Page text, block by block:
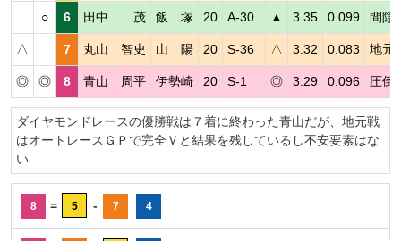
○ 6 田中 茂 飯 塚 20 A-30 ▲ 3.35 0.099 間隙
△ 7 丸山 智史 山 陽 20 S-36 △ 3.32 0.083 地元
◎ ◎ 8 青山 周平 伊勢崎 20 S-1 ◎ 3.29 0.096 圧倒
ダイヤモンドレースの優勝戦は７着に終わった青山だが、地元戦
はオートレースＧＰで完全Ｖと結果を残しているし不安要素はな
い
8 = 5 - 7 4